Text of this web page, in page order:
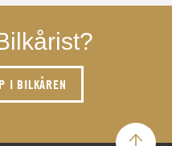
I BILKÅREN